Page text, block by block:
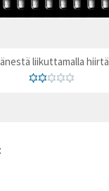
liikuttamalla hiirtä